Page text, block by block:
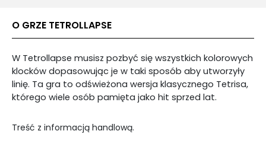
O GRZE TETROLLAPSE
W Tetrollapse musisz pozbyć się wszystkich kolorowych
klocków dopasowując je w taki sposób aby utworzyły
linię. Ta gra to odświeżona wersja klasycznego Tetrisa,
którego wiele osób pamięta jako hit sprzed lat.
Treść z informacją handlową.